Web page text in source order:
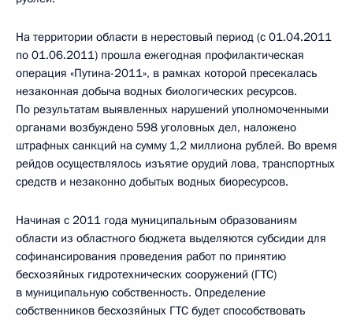
На территории области в нерестовый период (с 01.04.2011
по 01.06.2011) прошла ежегодная профилактическая
операция «Путина-2011», в рамках которой пресекалась
незаконная добыча водных биологических ресурсов.
По результатам выявленных нарушений уполномоченными
органами возбуждено 598 уголовных дел, наложено
штрафных санкций на сумму 1,2 миллиона рублей. Во время
рейдов осуществлялось изъятие орудий лова, транспортных
средств и незаконно добытых водных биоресурсов.
Начиная с 2011 года муниципальным образованиям
области из областного бюджета выделяются субсидии для
софинансирования проведения работ по принятию
бесхозяйных гидротехнических сооружений (ГТС)
в муниципальную собственность. Определение
собственников бесхозяйных ГТС будет способствовать